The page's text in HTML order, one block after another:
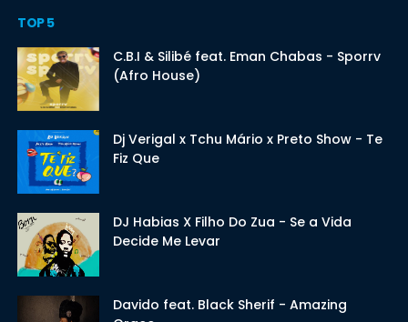
TOP 5
C.B.I & Silibé feat. Eman Chabas - Sporrv
(Afro House)
Dj Verigal x Tchu Mário x Preto Show - Te
Fiz Que
DJ Habias X Filho Do Zua - Se a Vida
Decide Me Levar
Davido feat. Black Sherif - Amazing